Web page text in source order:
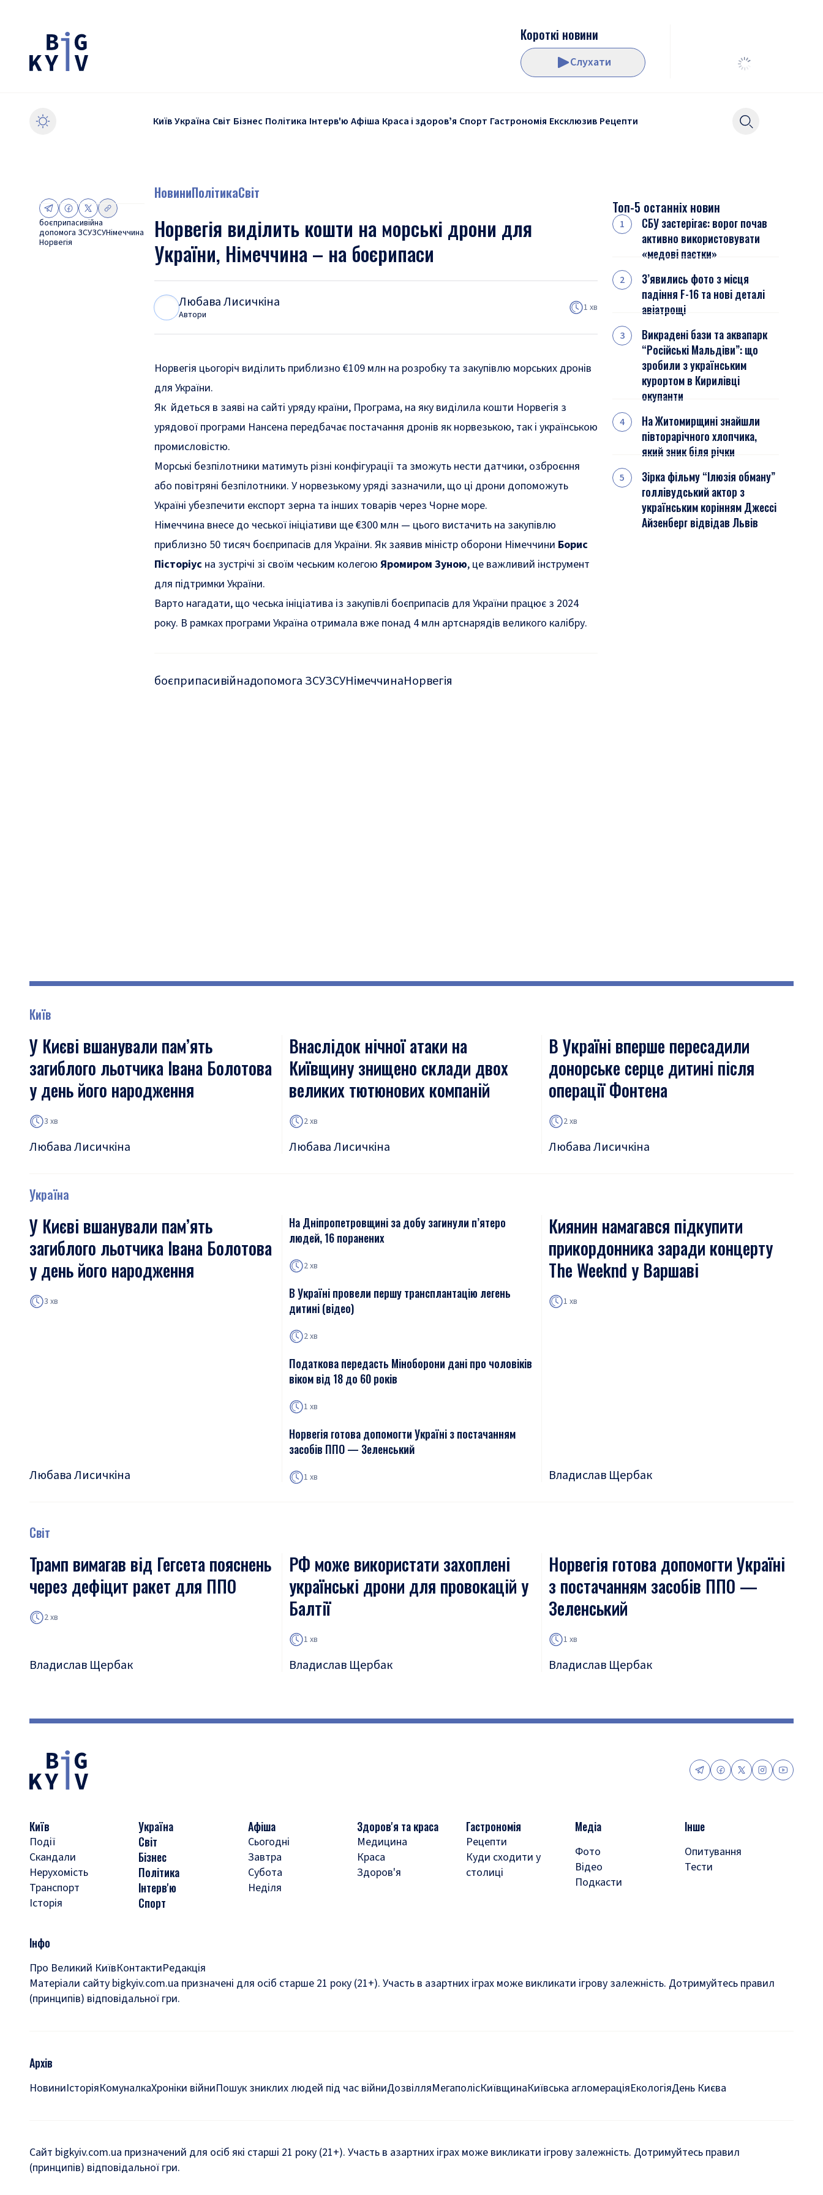
Короткі новини
Слухати
КиївУкраїна Світ Бізнес Політика Інтерв'ю Афіша Краса і здоровʼя Спорт Гастрономія Ексклюзив Рецепти
боєприпасивійна
допомога ЗСУЗСУНімеччина
Норвегія
НовиниПолітикаСвіт
Норвегія виділить кошти на морські дрони для
України, Німеччина – на боєрипаси
Любава Лисичкіна
Автори
1 хв
Норвегія цьогоріч виділить приблизно €109 млн на розробку та закупівлю морських дронів
для України.
Як йдеться в заяві на сайті уряду країни, Програма, на яку виділила кошти Норвегія з
урядової програми Нансена передбачає постачання дронів як норвезькою, так і українською
промисловістю.
Морські безпілотники матимуть різні конфігурації та зможуть нести датчики, озброєння
або повітряні безпілотники. У норвезькому уряді зазначили, що ці дрони допоможуть
Україні убезпечити експорт зерна та інших товарів через Чорне море.
Німеччина внесе до чеської ініціативи ще €300 млн — цього вистачить на закупівлю
приблизно 50 тисяч боєприпасів для України. Як заявив міністр оборони Німеччини Борис
Пісторіус на зустрічі зі своїм чеським колегою Яромиром Зуною, це важливий інструмент
для підтримки України.
Варто нагадати, що чеська ініціатива із закупівлі боєприпасів для України працює з 2024
року. В рамках програми Україна отримала вже понад 4 млн артснарядів великого калібру.
боєприпасивійнадопомога ЗСУЗСУНімеччинаНорвегія
Топ-5 останніх новин
СБУ застерігає: ворог почав
активно використовувати
«медові пастки»
З’явились фото з місця
падіння F-16 та нові деталі
авіатрощі
Викрадені бази та аквапарк
“Російські Мальдіви”: що
зробили з українським
курортом в Кирилівці
окупанти
На Житомирщині знайшли
півторарічного хлопчика,
який зник біля річки
Зірка фільму “Ілюзія обману”
голлівудський актор з
українським корінням Джессі
Айзенберг відвідав Львів
Київ
У Києві вшанували пам’ять
загиблого льотчика Івана Болотова
у день його народження
3 хв
Любава Лисичкіна
Внаслідок нічної атаки на
Київщину знищено склади двох
великих тютюнових компаній
2 хв
Любава Лисичкіна
В Україні вперше пересадили
донорське серце дитині після
операції Фонтена
2 хв
Любава Лисичкіна
Україна
У Києві вшанували пам’ять
загиблого льотчика Івана Болотова
у день його народження
3 хв
Любава Лисичкіна
На Дніпропетровщині за добу загинули п’ятеро
людей, 16 поранених
2 хв
В Україні провели першу трансплантацію легень
дитині (відео)
2 хв
Податкова передасть Міноборони дані про чоловіків
віком від 18 до 60 років
1 хв
Норвегія готова допомогти Україні з постачанням
засобів ППО — Зеленський
1 хв
Киянин намагався підкупити
прикордонника заради концерту
The Weeknd у Варшаві
1 хв
Владислав Щербак
Світ
Трамп вимагав від Гегсета пояснень
через дефіцит ракет для ППО
2 хв
Владислав Щербак
РФ може використати захоплені
українські дрони для провокацій у
Балтії
1 хв
Владислав Щербак
Норвегія готова допомогти Україні
з постачанням засобів ППО —
Зеленський
1 хв
Владислав Щербак
Київ
Події
Скандали
Нерухомість
Транспорт
Історія
Україна
Світ
Бізнес
Політика
Інтерв'ю
Спорт
Афіша
Сьогодні
Завтра
Субота
Неділя
Здоров'я та краса
Медицина
Краса
Здоров'я
Гастрономія
Рецепти
Куди сходити у
столиці
Медіа
Фото
Відео
Подкасти
Інше
Опитування
Тести
Інфо
Про Великий КиївКонтактиРедакція
Матеріали сайту bigkyiv.com.ua призначені для осіб старше 21 року (21+). Участь в азартних іграх може викликати ігрову залежність. Дотримуйтесь правил
(принципів) відповідальної гри.
Архів
НовиниІсторіяКомуналкаХроніки війниПошук зниклих людей під час війниДозвілляМегаполісКиївщинаКиївська агломераціяЕкологіяДень Києва
Сайт bigkyiv.com.ua призначений для осіб які старші 21 року (21+). Участь в азартних іграх може викликати ігрову залежність. Дотримуйтесь правил
(принципів) відповідальної гри.